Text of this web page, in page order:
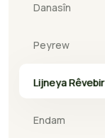
Danasîn
Peyrew
Lijneya Rêvebir
Endam